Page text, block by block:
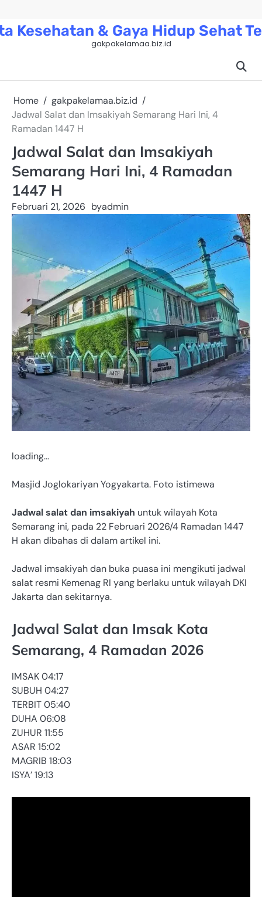
content
Kesehatan & Gaya Hidup Sehat
gakpakelamaa.biz.id
Home
gakpakelamaa.biz.id
Jadwal Salat dan Imsakiyah Semarang Hari Ini, 4
Ramadan 1447 H
Jadwal Salat dan Imsakiyah
Semarang Hari Ini, 4 Ramadan
1447 H
Februari 21, 2026 byadmin
loading…
Masjid Joglokariyan Yogyakarta. Foto istimewa
Jadwal salat dan imsakiyah untuk wilayah Kota
Semarang ini, pada 22 Februari 2026/4 Ramadan 1447
H akan dibahas di dalam artikel ini.
Jadwal imsakiyah dan buka puasa ini mengikuti jadwal
salat resmi Kemenag RI yang berlaku untuk wilayah DKI
Jakarta dan sekitarnya.
Jadwal Salat dan Imsak Kota
Semarang, 4 Ramadan 2026
IMSAK 04:17
SUBUH 04:27
TERBIT 05:40
DUHA 06:08
ZUHUR 11:55
ASAR 15:02
MAGRIB 18:03
ISYA’ 19:13